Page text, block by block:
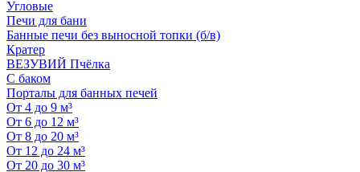
Угловые
Печи для бани
Банные печи без выносной топки (б/в)
Кратер
ВЕЗУВИЙ Пчёлка
С баком
Порталы для банных печей
От 4 до 9 м³
От 6 до 12 м³
От 8 до 20 м³
От 12 до 24 м³
От 20 до 30 м³